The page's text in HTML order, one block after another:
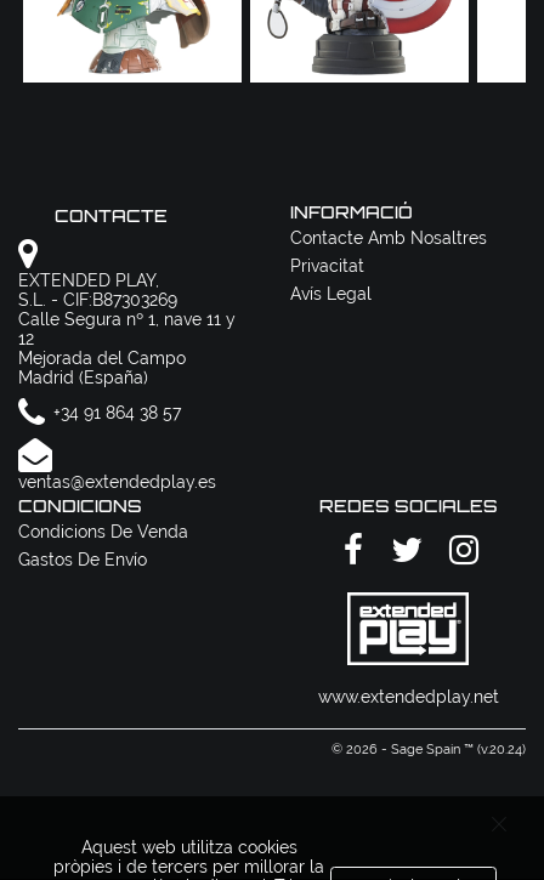
CONTACTE
EXTENDED PLAY,
S.L. - CIF:B87303269
Calle Segura nº 1, nave 11 y
12
Mejorada del Campo
Madrid (España)
+34 91 864 38 57
ventas@extendedplay.es
INFORMACIÓ
Contacte Amb Nosaltres
Privacitat
Avís Legal
CONDICIONS
Condicions De Venda
Gastos De Envío
REDES SOCIALES
www.extendedplay.net
© 2026 - Sage Spain ™ (v.20.24)
Aquest web utilitza cookies
pròpies i de tercers per millorar la